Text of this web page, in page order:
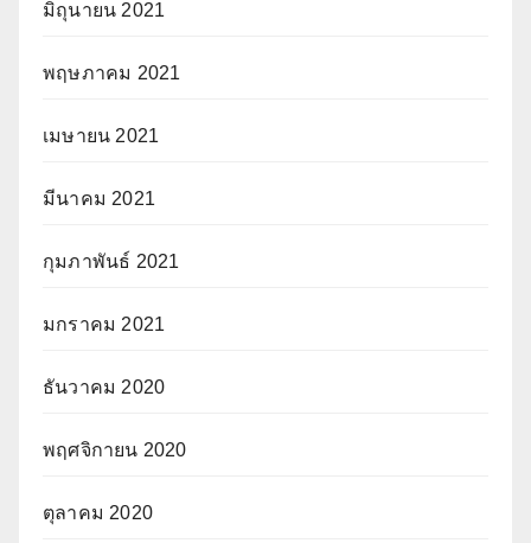
มิถุนายน 2021
พฤษภาคม 2021
เมษายน 2021
มีนาคม 2021
กุมภาพันธ์ 2021
มกราคม 2021
ธันวาคม 2020
พฤศจิกายน 2020
ตุลาคม 2020